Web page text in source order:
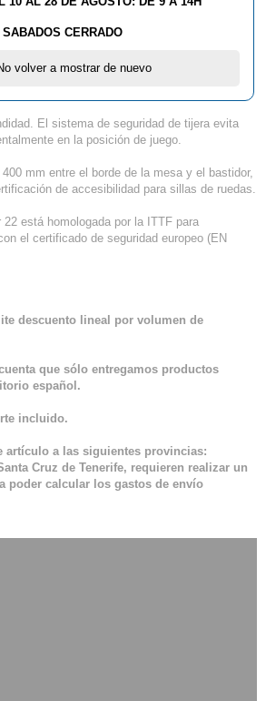
maniobrar fácilmente cuando está en
con pies giratorios facilitan la nivelación.
SC, la Space Saver ocupa muy poco
El sistema de seguridad de tijera evita
en la posición de juego.
mm entre el borde de la mesa y el bastidor,
de accesibilidad para sillas de ruedas.
está homologada por la ITTF para
el certificado de seguridad europeo (EN
descuento lineal por volumen de
que sólo entregamos productos
español.
incluido.
artículo a las siguientes provincias:
Cruz de Tenerife, requieren realizar un
poder calcular los gastos de envío
SABADOS CERRADO
volver a mostrar de nuevo